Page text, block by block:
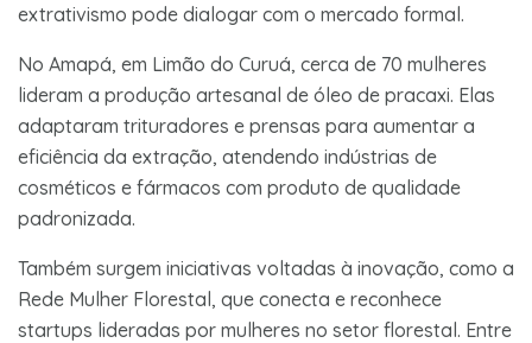
extrativismo pode dialogar com o mercado formal.
No Amapá, em Limão do Curuá, cerca de 70 mulheres
lideram a produção artesanal de óleo de pracaxi. Elas
adaptaram trituradores e prensas para aumentar a
eficiência da extração, atendendo indústrias de
cosméticos e fármacos com produto de qualidade
padronizada.
Também surgem iniciativas voltadas à inovação, como a
Rede Mulher Florestal, que conecta e reconhece
startups lideradas por mulheres no setor florestal. Entre